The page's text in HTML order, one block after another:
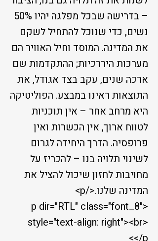
– בדרישה שבכל מפלגה יהיו 50%
נשים, כדי שנוכל להתחיל לשקם
את המדינה. המוסד וחיל האוויר הם
מערכות היררכיות; ההתקדמות שם
ארכה שנים, עקב בצד אגודל, את
התוצאות ראינו במבצע. הפוליטיקה
היא מרחב אחר – אין תוכניות
לטווח ארוך, אין הכשרות ואין
פרופסיה. הדרך היחידה לגרום
לשינוי תלויה בנו – להכריז על
מחויבות לחזון שיכול להציל את
המדינה שלנו.</p>
<p dir="RTL" class="font_8"
style="text-align: right"><br>